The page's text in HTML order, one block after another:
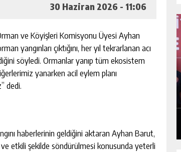
30 Haziran 2026 - 11:06
ve Köyişleri Komisyonu Üyesi Ayhan
yangınları çıktığını, her yıl tekrarlanan acı
söyledi. Ormanlar yanıp tüm ekosistem
yanarken acil eylem planı
dedi.
haberlerinin geldiğini aktaran Ayhan Barut,
ve etkili şekilde söndürülmesi konusunda yeterli
MHP ADANA’DA 15 İLÇE KONGRESINI
TAMAMLADI